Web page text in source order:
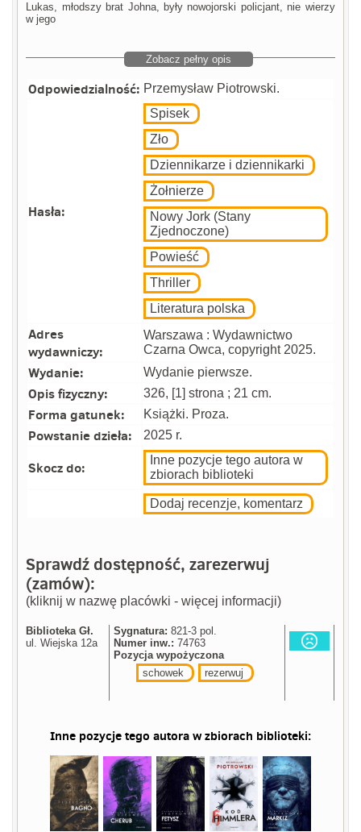
Lukas, młodszy brat Johna, były nowojorski policjant, nie wierzy
w jego
Zobacz pełny opis
Odpowiedzialność: Przemysław Piotrowski.
Hasła:
Spisek
Zło
Dziennikarze i dziennikarki
Żołnierze
Nowy Jork (Stany
Zjednoczone)
Powieść
Thriller
Literatura polska
Adres
wydawniczy:
Warszawa : Wydawnictwo
Czarna Owca, copyright 2025.
Wydanie: Wydanie pierwsze.
Opis fizyczny: 326, [1] strona ; 21 cm.
Forma gatunek: Książki. Proza.
Powstanie dzieła: 2025 r.
Skocz do:
Inne pozycje tego autora w
zbiorach biblioteki
Dodaj recenzje, komentarz
Sprawdź dostępność, zarezerwuj
(zamów):
(kliknij w nazwę placówki - więcej informacji)
Biblioteka Gł.
ul. Wiejska 12a
Sygnatura: 821-3 pol.
Numer inw.: 74763
Pozycja wypożyczona
schowek
rezerwuj
Inne pozycje tego autora w zbiorach biblioteki: